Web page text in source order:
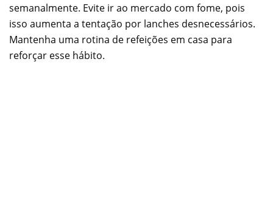
semanalmente. Evite ir ao mercado com fome, pois
isso aumenta a tentação por lanches desnecessários.
Mantenha uma rotina de refeições em casa para
reforçar esse hábito.